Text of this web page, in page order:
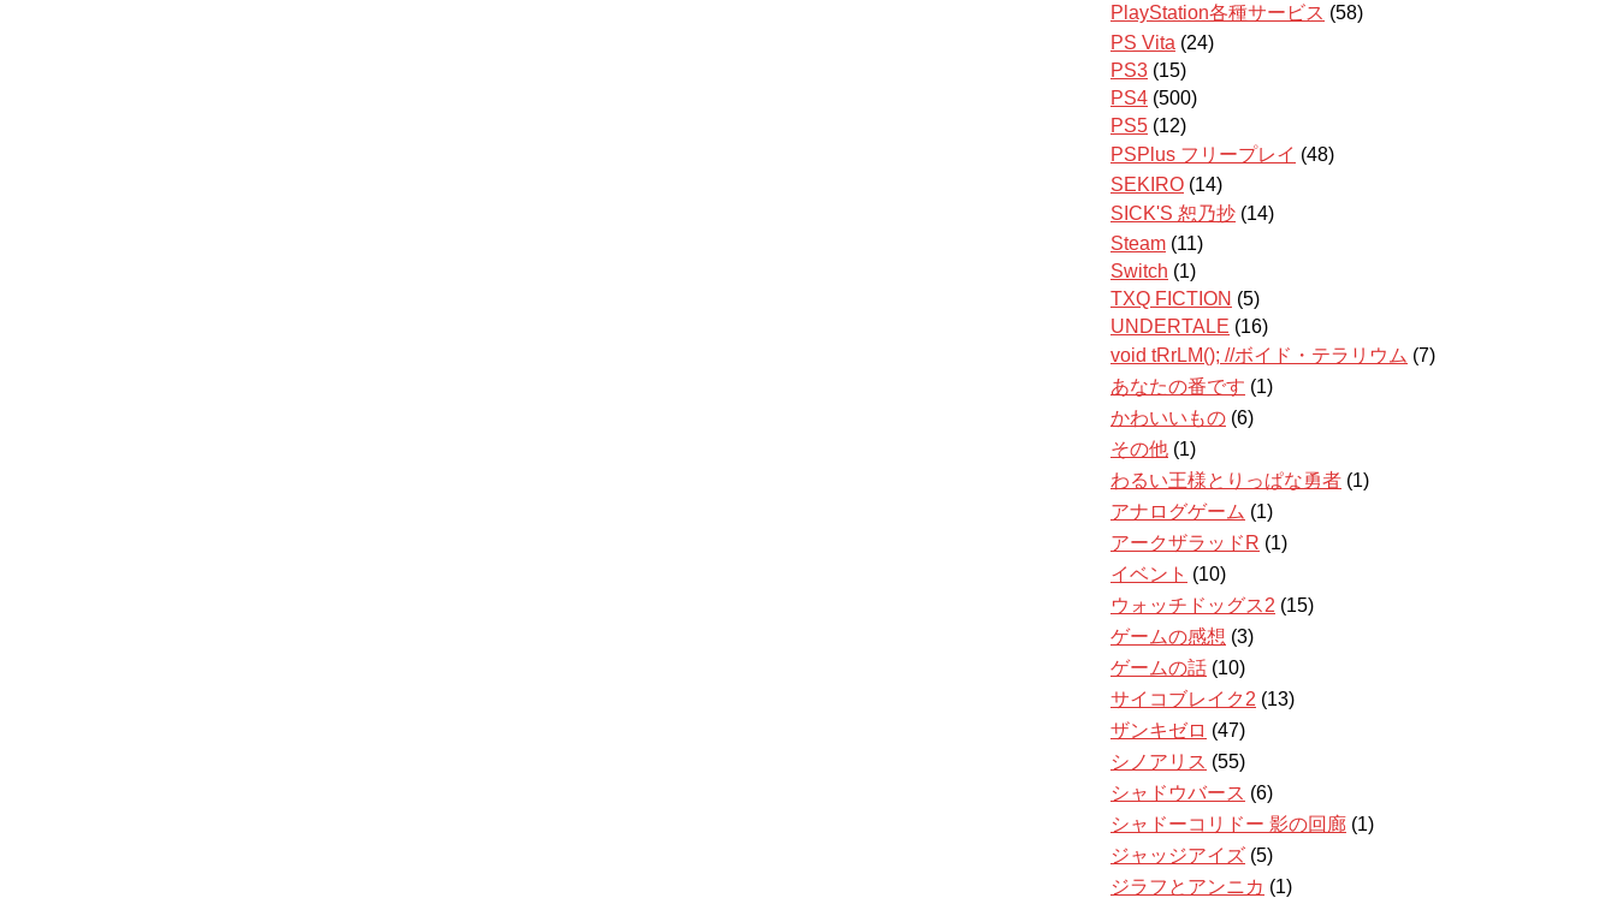
PlayStation各種サービス (58)
PS Vita (24)
PS3 (15)
PS4 (500)
PS5 (12)
PSPlus フリープレイ (48)
SEKIRO (14)
SICK'S 恕乃抄 (14)
Steam (11)
Switch (1)
TXQ FICTION (5)
UNDERTALE (16)
void tRrLM(); //ボイド・テラリウム (7)
あなたの番です (1)
かわいいもの (6)
その他 (1)
わるい王様とりっぱな勇者 (1)
アナログゲーム (1)
アークザラッドR (1)
イベント (10)
ウォッチドッグス2 (15)
ゲームの感想 (3)
ゲームの話 (10)
サイコブレイク2 (13)
ザンキゼロ (47)
シノアリス (55)
シャドウバース (6)
シャドーコリドー 影の回廊 (1)
ジャッジアイズ (5)
ジラフとアンニカ (1)